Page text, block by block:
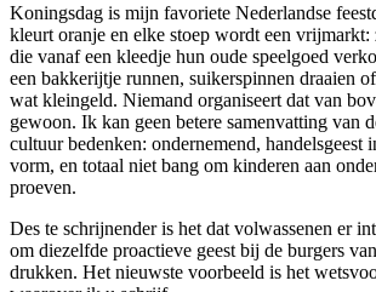
Koningsdag is mijn favoriete Nederlandse
kleurt oranje en elke stoep wordt een vrijmarkt:
die vanaf een kleedje hun oude speelgoed
een bakkerijtje runnen, suikerspinnen draaien
wat kleingeld. Niemand organiseert dat van
gewoon. Ik kan geen betere samenvatting van
cultuur bedenken: ondernemend, handelsgeest
vorm, en totaal niet bang om kinderen aan
proeven.
Des te schrijnender is het dat volwassenen er
om diezelfde proactieve geest bij de burgers
drukken. Het nieuwste voorbeeld is het